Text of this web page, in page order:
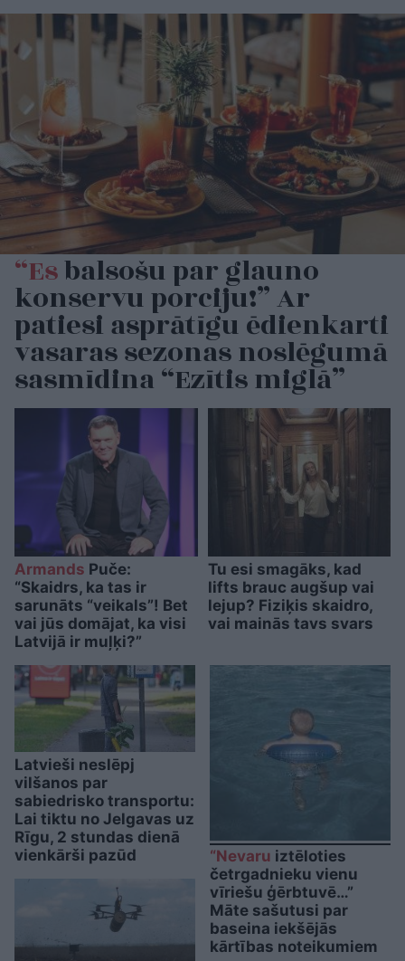
“Esbalsošu par glauno
konservu porciju!” Ar
patiesi asprātīgu ēdienkarti
vasaras sezonas noslēgumā
sasmīdina “Ezītis miglā”
Armands Puče:
“Skaidrs, ka tas ir
sarunāts “veikals”! Bet
vai jūs domājat, ka visi
Latvijā ir muļķi?”
Tu esi smagāks, kad
lifts brauc augšup vai
lejup? Fiziķis skaidro,
vai mainās tavs svars
Latvieši neslēpj
vilšanos par
sabiedrisko transportu:
Lai tiktu no Jelgavas uz
Rīgu, 2 stundas dienā
vienkārši pazūd
“Nevaru iztēloties
četrgadnieku vienu
vīriešu ģērbtuvē…”
Māte sašutusi par
baseina iekšējās
kārtības noteikumiem